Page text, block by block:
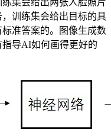
训练集会给出目标的具
准答案的。图像生成数
导AI如何画得更好的